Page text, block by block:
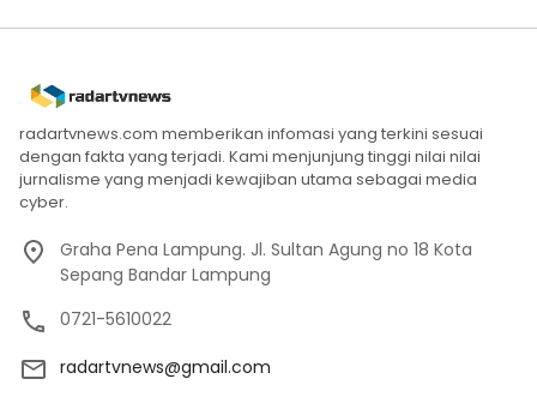
radartvnews.com memberikan infomasi yang terkini sesuai
dengan fakta yang terjadi. Kami menjunjung tinggi nilai nilai
jurnalisme yang menjadi kewajiban utama sebagai media
cyber.
Graha Pena Lampung. Jl. Sultan Agung no 18 Kota
Sepang Bandar Lampung
0721-5610022
radartvnews@gmail.com